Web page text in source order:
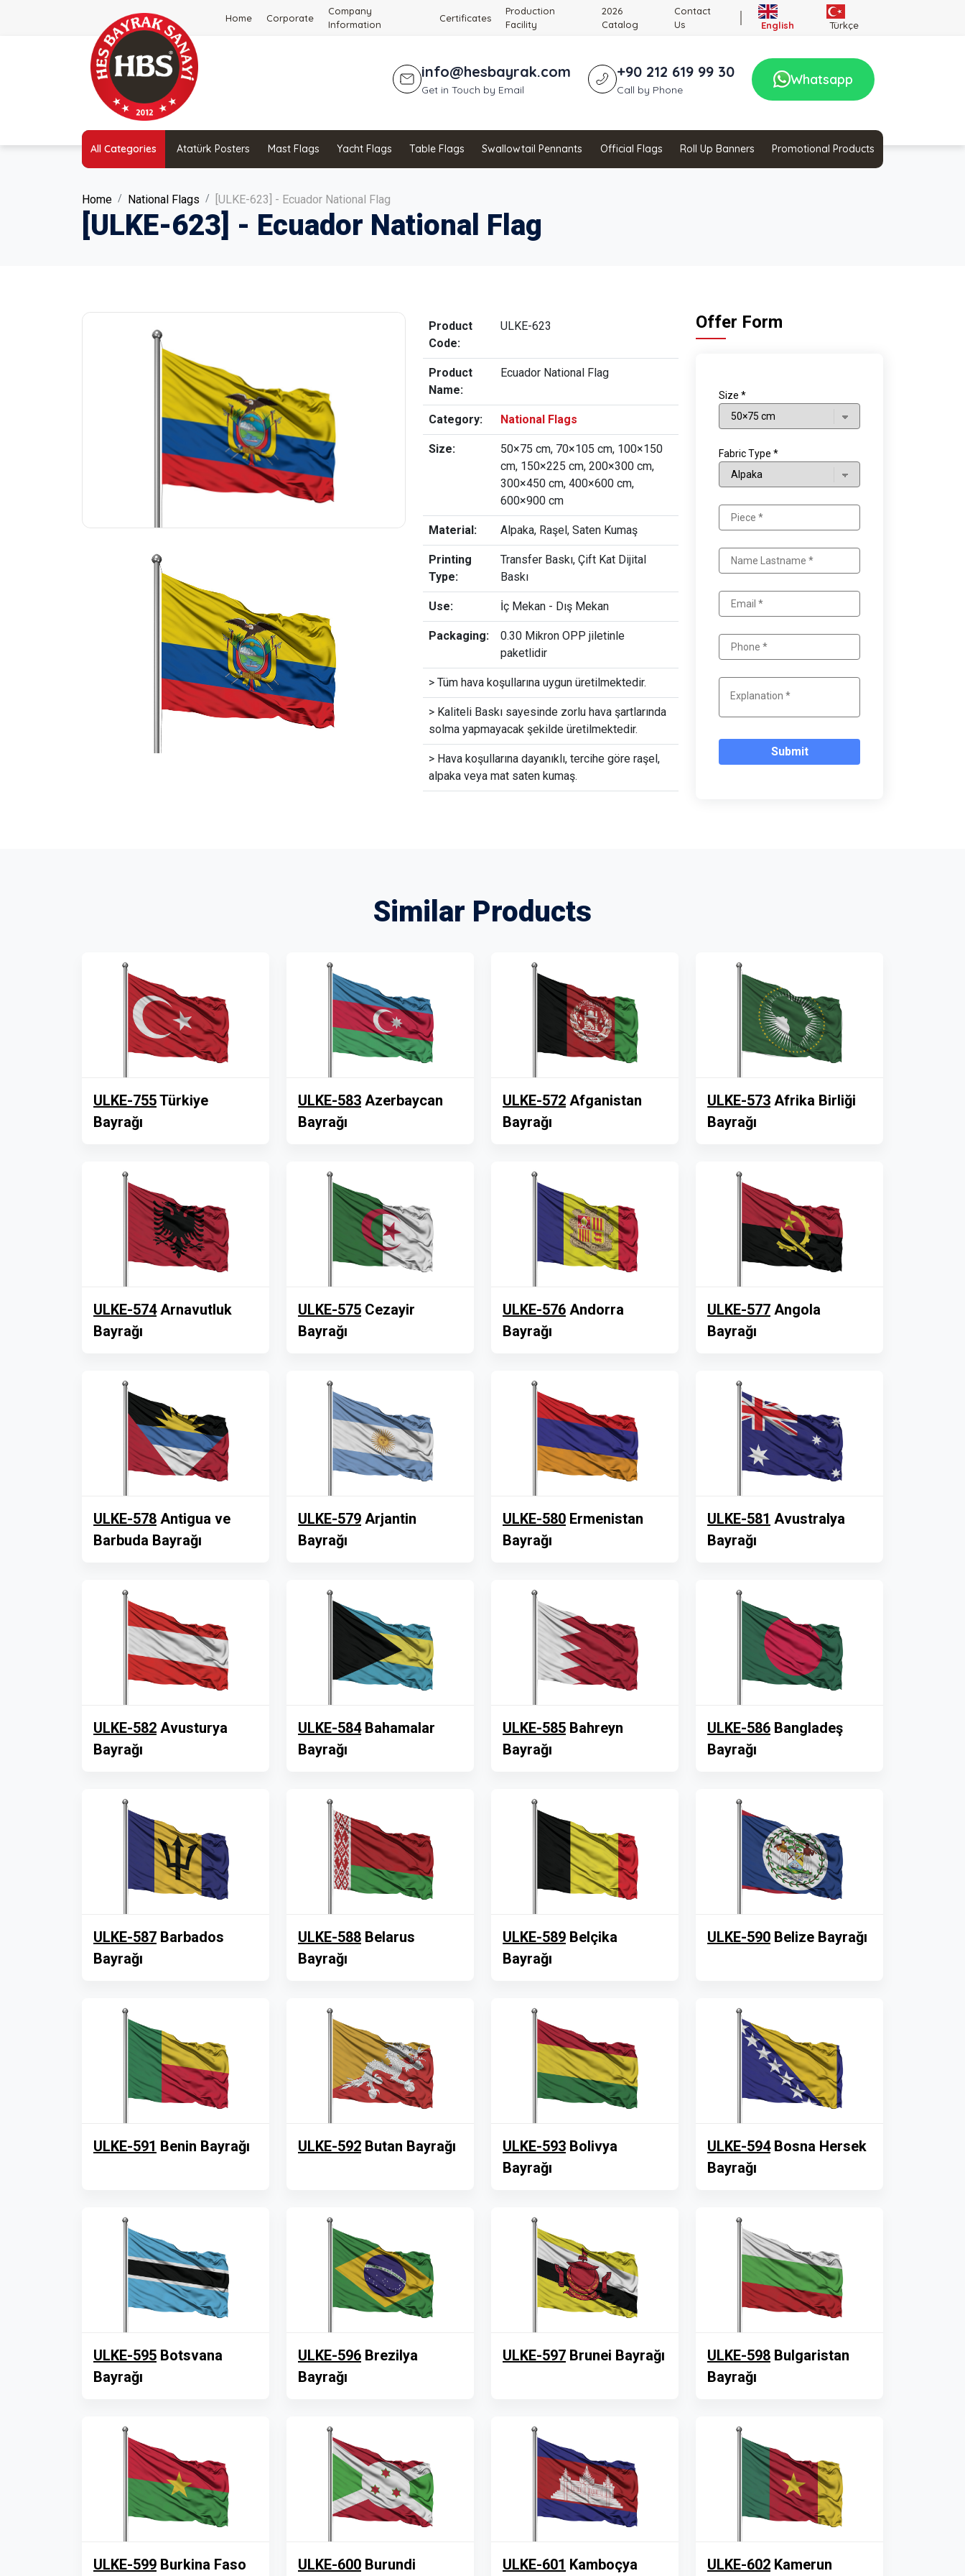
Home Corporate
Company
Information
Certificates
Production
Facility
2026
Catalog
Contact
Us
English Türkçe
info@hesbayrak.com
Get in Touch by Email
+90 212 619 99 30
Call by Phone
Whatsapp
All Categories Atatürk Posters Mast Flags Yacht Flags Table Flags Swallowtail Pennants Official Flags Roll Up Banners Promotional Products
Home National Flags [ULKE-623] - Ecuador National Flag
[ULKE-623] - Ecuador National Flag
Product
Code:
ULKE-623
Product
Name:
Ecuador National Flag
Category: National Flags
Size:
50×75 cm, 70×105 cm, 100×150
cm, 150×225 cm, 200×300 cm,
300×450 cm, 400×600 cm,
600×900 cm
Material: Alpaka, Raşel, Saten Kumaş
Printing
Type:
Transfer Baskı, Çift Kat Dijital
Baskı
Use: İç Mekan - Dış Mekan
Packaging:
0.30 Mikron OPP jiletinle
paketlidir
> Tüm hava koşullarına uygun üretilmektedir.
> Kaliteli Baskı sayesinde zorlu hava şartlarında
solma yapmayacak şekilde üretilmektedir.
> Hava koşullarına dayanıklı, tercihe göre raşel,
alpaka veya mat saten kumaş.
Offer Form
Size *
Fabric Type *
Submit
Similar Products
ULKE-755Türkiye
Bayrağı
ULKE-583 Azerbaycan
Bayrağı
ULKE-572 Afganistan
Bayrağı
ULKE-573 Afrika Birliği
Bayrağı
ULKE-574Arnavutluk
Bayrağı
ULKE-575 Cezayir
Bayrağı
ULKE-576 Andorra
Bayrağı
ULKE-577 Angola
Bayrağı
ULKE-578 Antigua ve
Barbuda Bayrağı
ULKE-579 Arjantin
Bayrağı
ULKE-580 Ermenistan
Bayrağı
ULKE-581 Avustralya
Bayrağı
ULKE-582 Avusturya
Bayrağı
ULKE-584Bahamalar
Bayrağı
ULKE-585 Bahreyn
Bayrağı
ULKE-586 Bangladeş
Bayrağı
ULKE-587 Barbados
Bayrağı
ULKE-588 Belarus
Bayrağı
ULKE-589 Belçika
Bayrağı
ULKE-590 Belize Bayrağı
ULKE-591 Benin Bayrağı ULKE-592 Butan Bayrağı ULKE-593 Bolivya
Bayrağı
ULKE-594Bosna Hersek
Bayrağı
ULKE-595 Botsvana
Bayrağı
ULKE-596 Brezilya
Bayrağı
ULKE-597 Brunei Bayrağı ULKE-598 Bulgaristan
Bayrağı
ULKE-599 Burkina Faso ULKE-600 Burundi ULKE-601 Kamboçya ULKE-602 Kamerun